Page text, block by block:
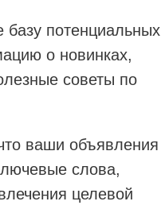
базу потенциальных
о новинках,
советы по
ваши объявления
слова,
целевой